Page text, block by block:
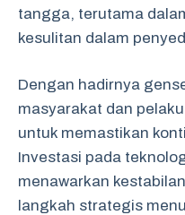
tangga, terutama
kesulitan dalam
Dengan hadirnya
masyarakat dan
untuk memastikan
Investasi pada
menawarkan
langkah strategis